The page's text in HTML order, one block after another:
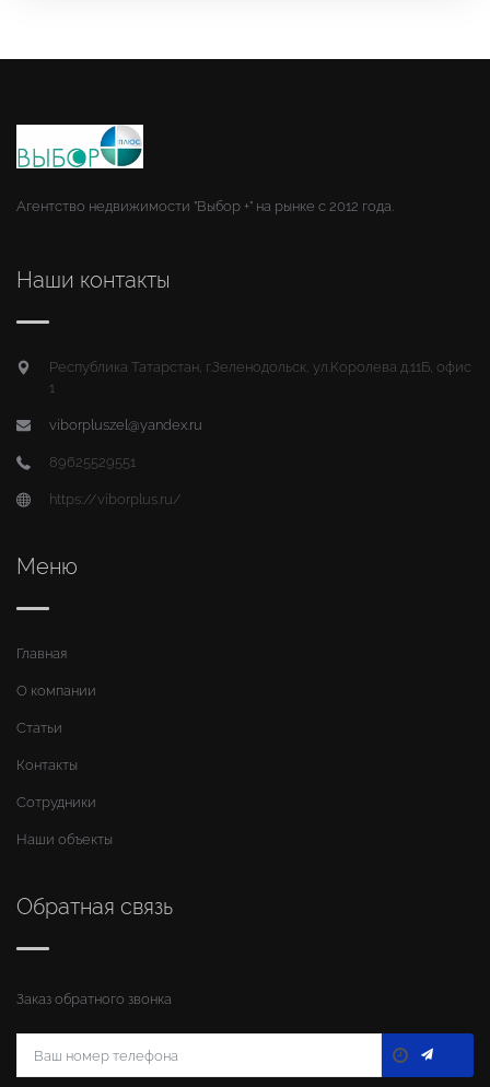
Агентство недвижимости "Выбор +" на рынке с 2012 года.
Наши контакты
Республика Татарстан, г.Зеленодольск, ул.Королева д.11Б, офис
1
viborpluszel@yandex.ru
89625529551
https://viborplus.ru/
Меню
Главная
О компании
Статьи
Контакты
Сотрудники
Наши объекты
Обратная связь
Заказ обратного звонка